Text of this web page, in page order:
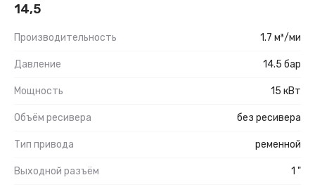
14,5
Производительность 1.7 м³/ми
Давление 14.5 бар
Мощность 15 кВт
Объём ресивера без ресивера
Тип привода ременной
Выходной разъём 1 "